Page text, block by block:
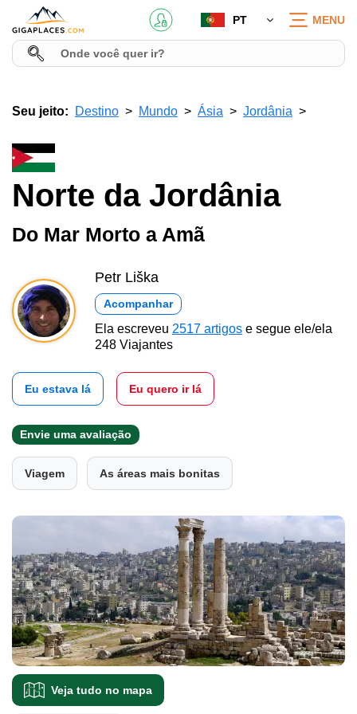
PT MENU
Seu jeito: Destino Mundo Ásia Jordânia
Norte da Jordânia
Do Mar Morto a Amã
Petr Liška
Acompanhar
Ela escreveu 2517 artigos e segue ele/ela
248 Viajantes
Eu estava lá Eu quero ir lá
Envie uma avaliação
Viagem As áreas mais bonitas
Veja tudo no mapa